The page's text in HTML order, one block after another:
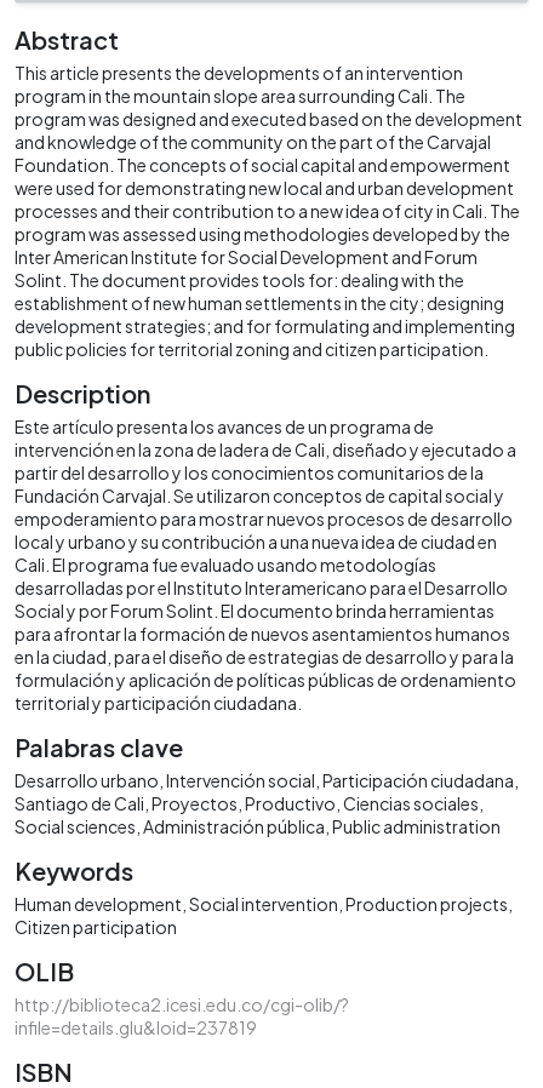
Abstract
This article presents the developments of an intervention
program in the mountain slope area surrounding Cali. The
program was designed and executed based on the development
and knowledge of the community on the part of the Carvajal
Foundation. The concepts of social capital and empowerment
were used for demonstrating new local and urban development
processes and their contribution to a new idea of city in Cali. The
program was assessed using methodologies developed by the
Inter American Institute for Social Development and Forum
Solint. The document provides tools for: dealing with the
establishment of new human settlements in the city; designing
development strategies; and for formulating and implementing
public policies for territorial zoning and citizen participation.
Description
Este artículo presenta los avances de un programa de
intervención en la zona de ladera de Cali, diseñado y ejecutado a
partir del desarrollo y los conocimientos comunitarios de la
Fundación Carvajal. Se utilizaron conceptos de capital social y
empoderamiento para mostrar nuevos procesos de desarrollo
local y urbano y su contribución a una nueva idea de ciudad en
Cali. El programa fue evaluado usando metodologías
desarrolladas por el Instituto Interamericano para el Desarrollo
Social y por Forum Solint. El documento brinda herramientas
para afrontar la formación de nuevos asentamientos humanos
en la ciudad, para el diseño de estrategias de desarrollo y para la
formulación y aplicación de políticas públicas de ordenamiento
territorial y participación ciudadana.
Palabras clave
Desarrollo urbano Intervención social Participación ciudadana
Santiago de Cali Proyectos Productivo Ciencias sociales
Social sciences Administración pública Public administration
Keywords
Human development Social intervention Production projects
Citizen participation
OLIB
http://biblioteca2.icesi.edu.co/cgi-olib/?
infile=details.glu&loid=237819
ISBN